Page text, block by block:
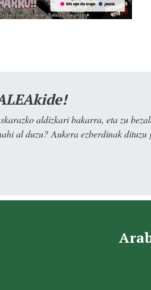
aldizkari bakarra, eta zu
al duzu? Aukera ezberdinak